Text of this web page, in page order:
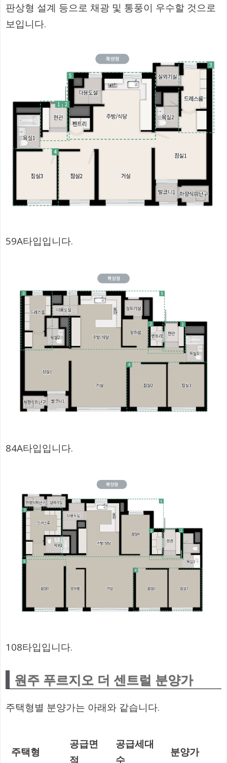
판상형 설계 등으로 채광 및 통풍이 우수할 것으로
보입니다.
59A타입입니다.
84A타입입니다.
108타입입니다.
원주 푸르지오 더 센트럴 분양가
주택형별 분양가는 아래와 같습니다.
주택형
공급면
적
공급세대
수
분양가